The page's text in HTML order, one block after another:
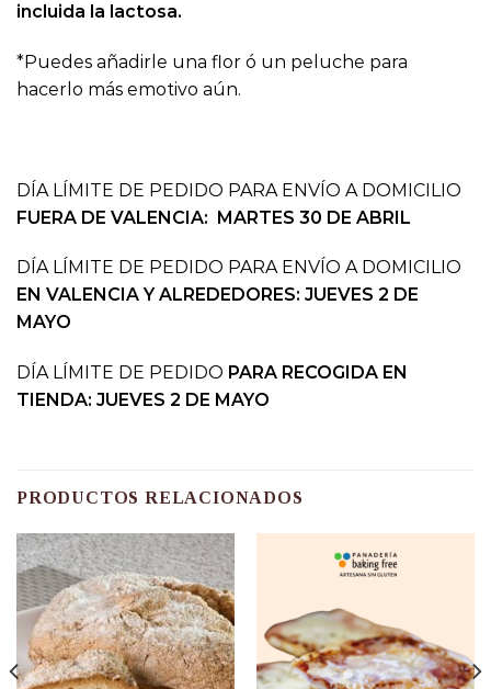
incluida la lactosa.
*Puedes añadirle una flor ó un peluche para
hacerlo más emotivo aún.
DÍA LÍMITE DE PEDIDO PARA ENVÍO A DOMICILIO
FUERA DE VALENCIA: MARTES 30 DE ABRIL
DÍA LÍMITE DE PEDIDO PARA ENVÍO A DOMICILIO
EN VALENCIA Y ALREDEDORES: JUEVES 2 DE
MAYO
DÍA LÍMITE DE PEDIDO PARA RECOGIDA EN
TIENDA: JUEVES 2 DE MAYO
PRODUCTOS RELACIONADOS